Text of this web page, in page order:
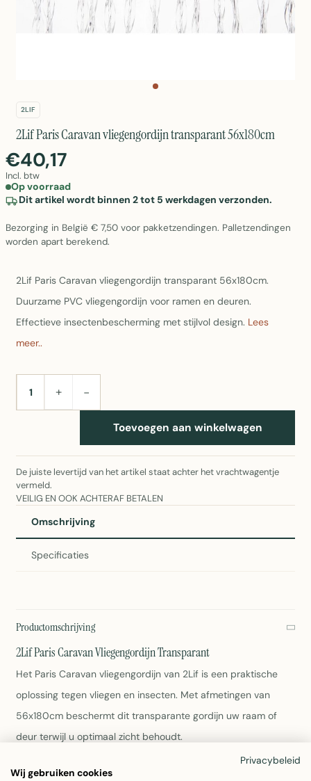
2LIF
2Lif Paris Caravan vliegengordijn transparant 56x180cm
€40,17
Incl. btw
Op voorraad
Dit artikel wordt binnen 2 tot 5 werkdagen verzonden.
Bezorging in België € 7,50 voor pakketzendingen. Palletzendingen
worden apart berekend.
2Lif Paris Caravan vliegengordijn transparant 56x180cm.
Duurzame PVC vliegengordijn voor ramen en deuren.
Effectieve insectenbescherming met stijlvol design. Lees
meer..
AANTAL+ −
Toevoegen aan winkelwagen
De juiste levertijd van het artikel staat achter het vrachtwagentje
vermeld.
VEILIG EN OOK ACHTERAF BETALEN
Omschrijving
Specificaties
Productomschrijving
2Lif Paris Caravan Vliegengordijn Transparant
Het Paris Caravan vliegengordijn van 2Lif is een praktische
oplossing tegen vliegen en insecten. Met afmetingen van
56x180cm beschermt dit transparante gordijn uw raam of
deur terwijl u optimaal zicht behoudt.
Afmetingen: 56x180cm (verpakking 17x8x101cm)
Privacybeleid
Wij gebruiken cookies